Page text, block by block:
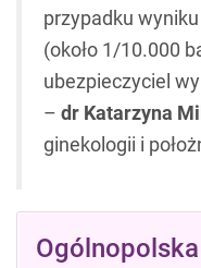
przypadku
(około 1/10.000
ubezpieczyciel
– dr Katarzyna
ginekologii i